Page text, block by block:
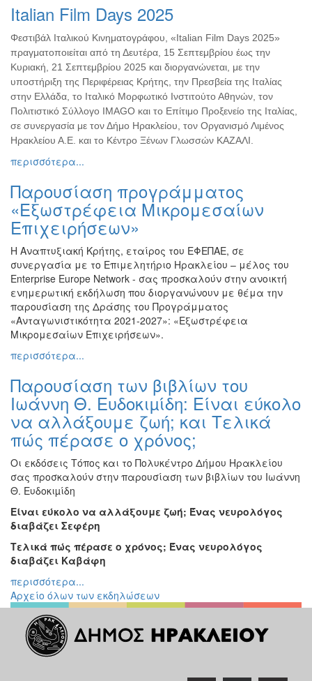
Italian Film Days 2025
Φεστιβάλ Ιταλικού Κινηματογράφου, «Italian Film Days 2025»
πραγματοποιείται από τη Δευτέρα, 15 Σεπτεμβρίου έως την
Κυριακή, 21 Σεπτεμβρίου 2025 και διοργανώνεται, με την
υποστήριξη της Περιφέρειας Κρήτης, την Πρεσβεία της Ιταλίας
στην Ελλάδα, το Ιταλικό Μορφωτικό Ινστιτούτο Αθηνών, τον
Πολιτιστικό Σύλλογο IMAGO και το Επίτιμο Προξενείο της Ιταλίας,
σε συνεργασία με τον Δήμο Ηρακλείου, τον Οργανισμό Λιμένος
Ηρακλείου Α.Ε. και το Κέντρο Ξένων Γλωσσών ΚΑΖΑΛΙ.
περισσότερα...
Παρουσίαση προγράμματος
«Εξωστρέφεια Μικρομεσαίων
Επιχειρήσεων»
Η Αναπτυξιακή Κρήτης, εταίρος του ΕΦΕΠΑΕ, σε
συνεργασία με το Επιμελητήριο Ηρακλείου – μέλος του
Enterprise Europe Network - σας προσκαλούν στην ανοικτή
ενημερωτική εκδήλωση που διοργανώνουν με θέμα την
παρουσίαση της Δράσης του Προγράμματος
«Ανταγωνιστικότητα 2021-2027»: «Εξωστρέφεια
Μικρομεσαίων Επιχειρήσεων».
περισσότερα...
Παρουσίαση των βιβλίων του
Ιωάννη Θ. Ευδοκιµίδη: Είναι εύκολο
να αλλάξουμε ζωή; και Τελικά
πώς πέρασε ο χρόνος;
Οι εκδόσεις Τόπος και το Πολυκέντρο Δήμου Ηρακλείου
σας προσκαλούν στην παρουσίαση των βιβλίων του Ιωάννη
Θ. Ευδοκιµίδη
Είναι εύκολο να αλλάξουμε ζωή; Ένας νευρολόγος
διαβάζει Σεφέρη
Τελικά πώς πέρασε ο χρόνος; Ένας νευρολόγος
διαβάζει Καβάφη
περισσότερα...
Αρχείο όλων των εκδηλώσεων